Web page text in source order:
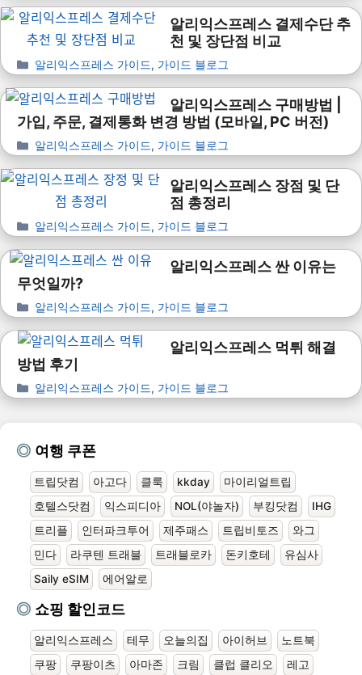
알리익스프레스 결제수단 추
천 및 장단점 비교
알리익스프레스 가이드, 가이드 블로그
알리익스프레스 구매방법 |
가입, 주문, 결제통화 변경 방법 (모바일, PC 버전)
알리익스프레스 가이드, 가이드 블로그
알리익스프레스 장점 및 단
점 총정리
알리익스프레스 가이드, 가이드 블로그
알리익스프레스 싼 이유는
무엇일까?
알리익스프레스 가이드, 가이드 블로그
알리익스프레스 먹튀 해결
방법 후기
알리익스프레스 가이드, 가이드 블로그
여행 쿠폰
트립닷컴 아고다 클룩 kkday
마이리얼트립
호텔스닷컴
익스피디아 NOL(야놀자) 부킹닷컴
IHG
트리플
인터파크투어 제주패스 트립비토즈
와그
민다
라쿠텐 트래블 트래블로카 돈키호테
유심사
Saily eSIM
에어알로
쇼핑 할인코드
알리익스프레스 테무 오늘의집 아이허브
노트북
쿠팡
쿠팡이츠 아마존 크림 클럽 클리오
레고